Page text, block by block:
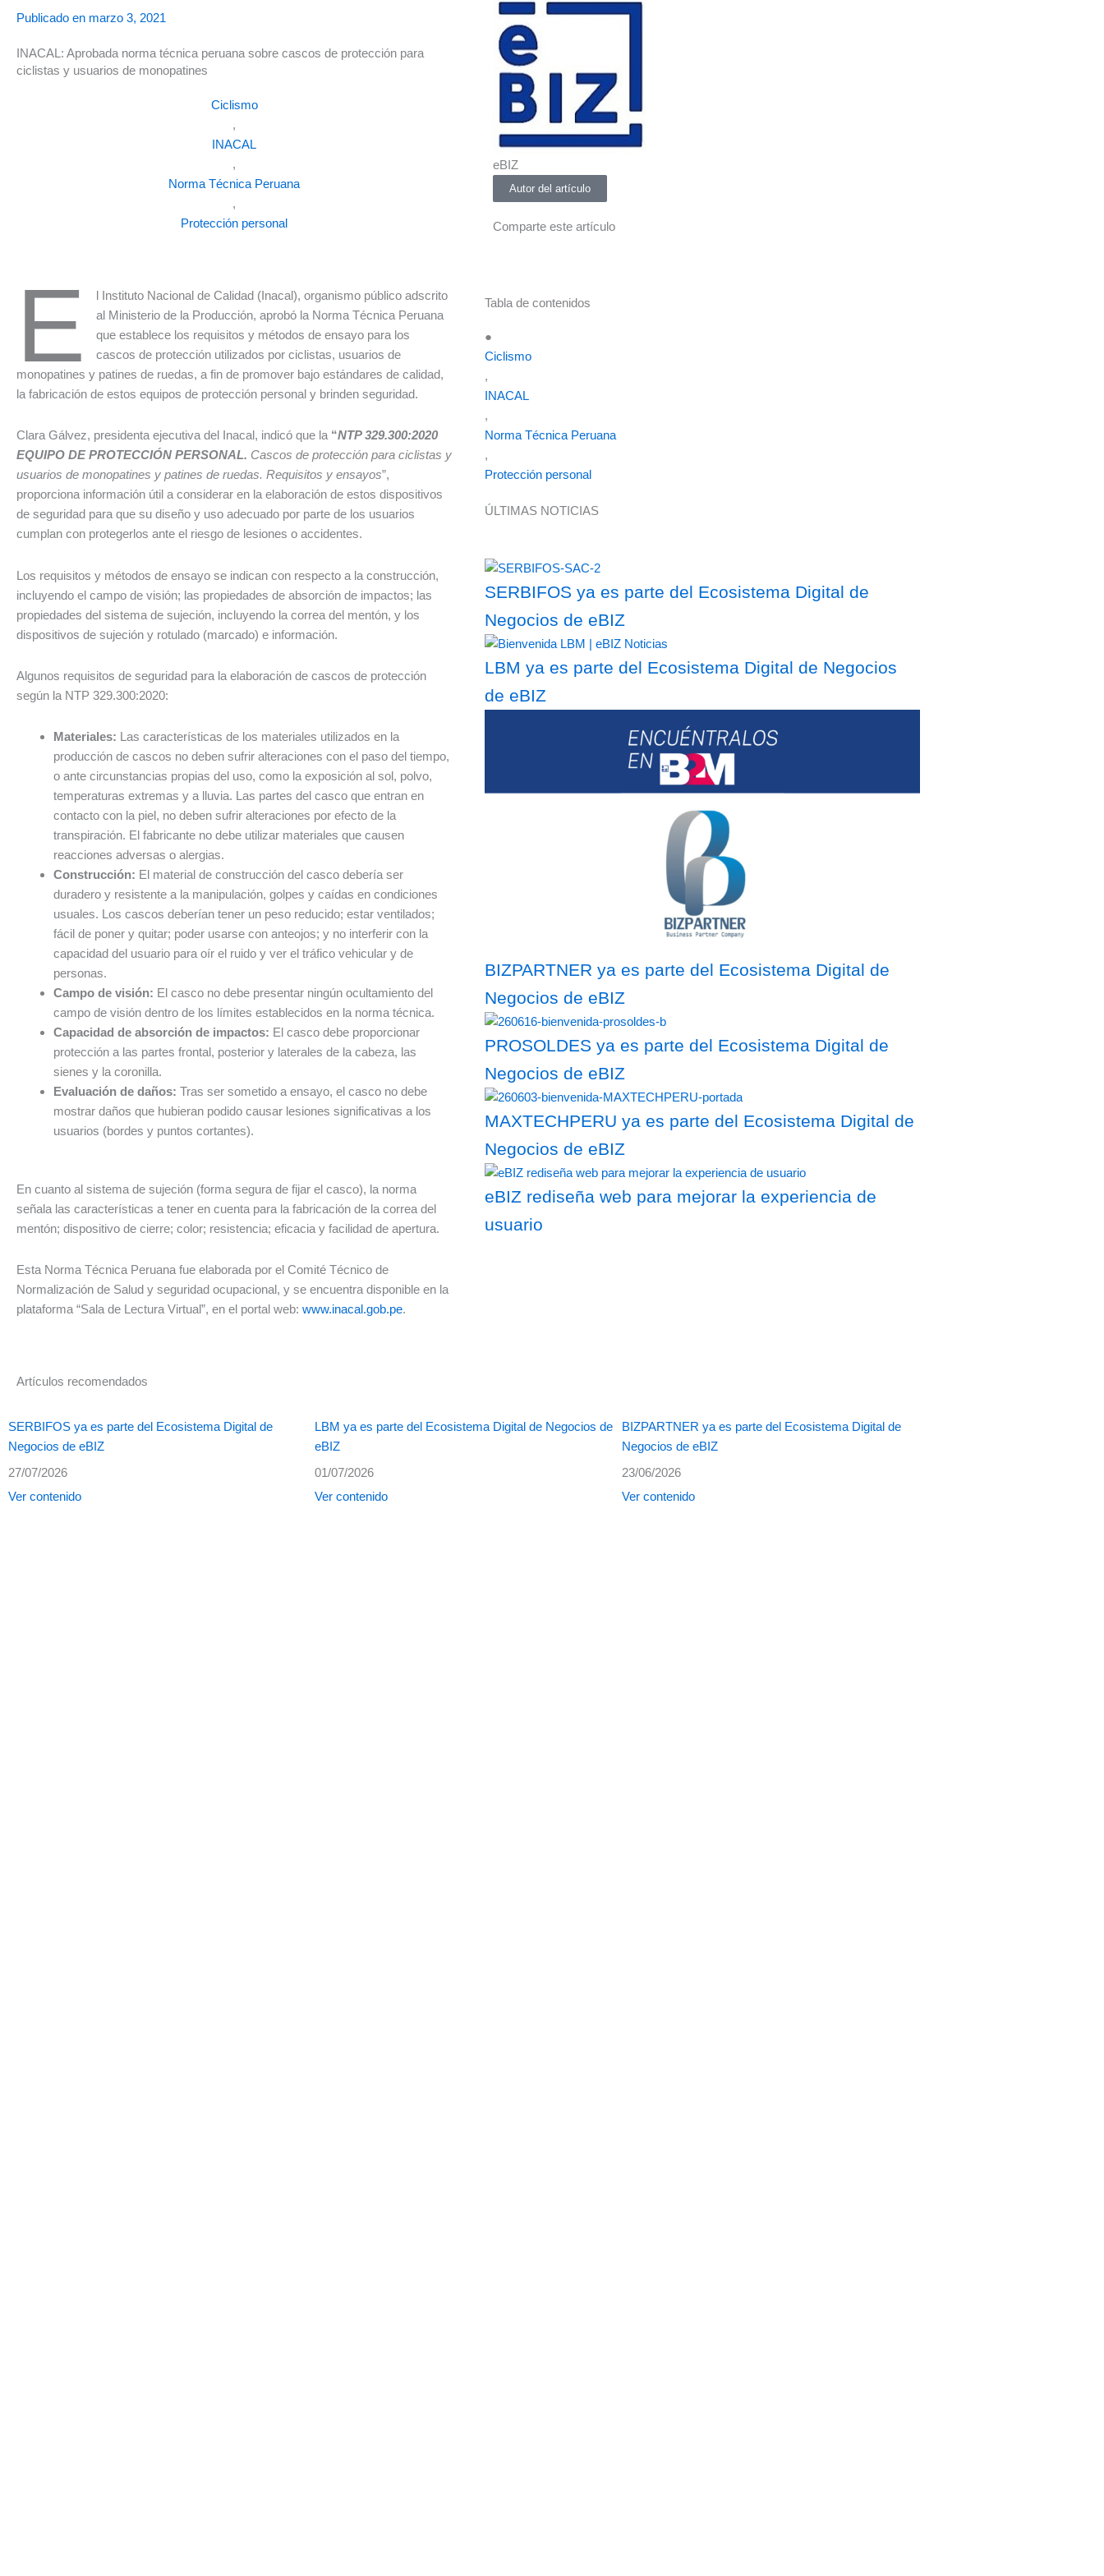
Publicado en marzo 3, 2021
INACAL: Aprobada norma técnica peruana sobre cascos de protección para
ciclistas y usuarios de monopatines
Ciclismo
,
INACAL
,
Norma Técnica Peruana
,
Protección personal
E
l Instituto Nacional de Calidad (Inacal), organismo público adscrito
al Ministerio de la Producción, aprobó la Norma Técnica Peruana
que establece los requisitos y métodos de ensayo para los
cascos de protección utilizados por ciclistas, usuarios de
monopatines y patines de ruedas, a fin de promover bajo estándares de calidad,
la fabricación de estos equipos de protección personal y brinden seguridad.
Clara Gálvez, presidenta ejecutiva del Inacal, indicó que la “NTP 329.300:2020
EQUIPO DE PROTECCIÓN PERSONAL. Cascos de protección para ciclistas y
usuarios de monopatines y patines de ruedas. Requisitos y ensayos”,
proporciona información útil a considerar en la elaboración de estos dispositivos
de seguridad para que su diseño y uso adecuado por parte de los usuarios
cumplan con protegerlos ante el riesgo de lesiones o accidentes.
Los requisitos y métodos de ensayo se indican con respecto a la construcción,
incluyendo el campo de visión; las propiedades de absorción de impactos; las
propiedades del sistema de sujeción, incluyendo la correa del mentón, y los
dispositivos de sujeción y rotulado (marcado) e información.
Algunos requisitos de seguridad para la elaboración de cascos de protección
según la NTP 329.300:2020:
Materiales: Las características de los materiales utilizados en la
producción de cascos no deben sufrir alteraciones con el paso del tiempo,
o ante circunstancias propias del uso, como la exposición al sol, polvo,
temperaturas extremas y a lluvia. Las partes del casco que entran en
contacto con la piel, no deben sufrir alteraciones por efecto de la
transpiración. El fabricante no debe utilizar materiales que causen
reacciones adversas o alergias.
Construcción: El material de construcción del casco debería ser
duradero y resistente a la manipulación, golpes y caídas en condiciones
usuales. Los cascos deberían tener un peso reducido; estar ventilados;
fácil de poner y quitar; poder usarse con anteojos; y no interferir con la
capacidad del usuario para oír el ruido y ver el tráfico vehicular y de
personas.
Campo de visión: El casco no debe presentar ningún ocultamiento del
campo de visión dentro de los límites establecidos en la norma técnica.
Capacidad de absorción de impactos: El casco debe proporcionar
protección a las partes frontal, posterior y laterales de la cabeza, las
sienes y la coronilla.
Evaluación de daños: Tras ser sometido a ensayo, el casco no debe
mostrar daños que hubieran podido causar lesiones significativas a los
usuarios (bordes y puntos cortantes).
En cuanto al sistema de sujeción (forma segura de fijar el casco), la norma
señala las características a tener en cuenta para la fabricación de la correa del
mentón; dispositivo de cierre; color; resistencia; eficacia y facilidad de apertura.
Esta Norma Técnica Peruana fue elaborada por el Comité Técnico de
Normalización de Salud y seguridad ocupacional, y se encuentra disponible en la
plataforma “Sala de Lectura Virtual”, en el portal web: www.inacal.gob.pe.
eBIZ
Autor del artículo
Comparte este artículo
Tabla de contenidos
●
Ciclismo
,
INACAL
,
Norma Técnica Peruana
,
Protección personal
ÚLTIMAS NOTICIAS
SERBIFOS ya es parte del Ecosistema Digital de
Negocios de eBIZ
LBM ya es parte del Ecosistema Digital de Negocios
de eBIZ
BIZPARTNER ya es parte del Ecosistema Digital de
Negocios de eBIZ
PROSOLDES ya es parte del Ecosistema Digital de
Negocios de eBIZ
MAXTECHPERU ya es parte del Ecosistema Digital de
Negocios de eBIZ
eBIZ rediseña web para mejorar la experiencia de
usuario
Artículos recomendados
SERBIFOS ya es parte del Ecosistema Digital de
Negocios de eBIZ
27/07/2026
Ver contenido
LBM ya es parte del Ecosistema Digital de Negocios de
eBIZ
01/07/2026
Ver contenido
BIZPARTNER ya es parte del Ecosistema Digital de
Negocios de eBIZ
23/06/2026
Ver contenido